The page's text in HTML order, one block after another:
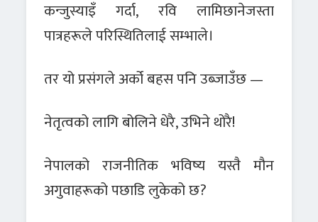
कन्जुस्याइँ गर्दा, रवि लामिछानेजस्ता
पात्रहरूले परिस्थितिलाई सम्भाले।
तर यो प्रसंगले अर्को बहस पनि उब्जाउँछ —
नेतृत्वको लागि बोलिने धेरै, उभिने थोरै!
नेपालको राजनीतिक भविष्य यस्तै मौन
अगुवाहरूको पछाडि लुकेको छ?